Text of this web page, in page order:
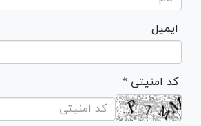
ایمیل
* کد امنیتی